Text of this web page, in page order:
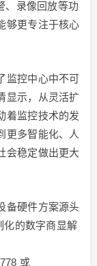
、录像回放等功
够更专注于核心
监控中心中不可
显示，从灵活扩
着监控技术的发
更多智能化、人
会稳定做出更大
备硬件方案源头
化的数字商显解
或